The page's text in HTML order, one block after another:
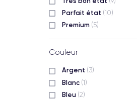
Parfait état (10)
Premium (5)
Couleur
Argent (3)
Blanc (1)
Bleu (2)